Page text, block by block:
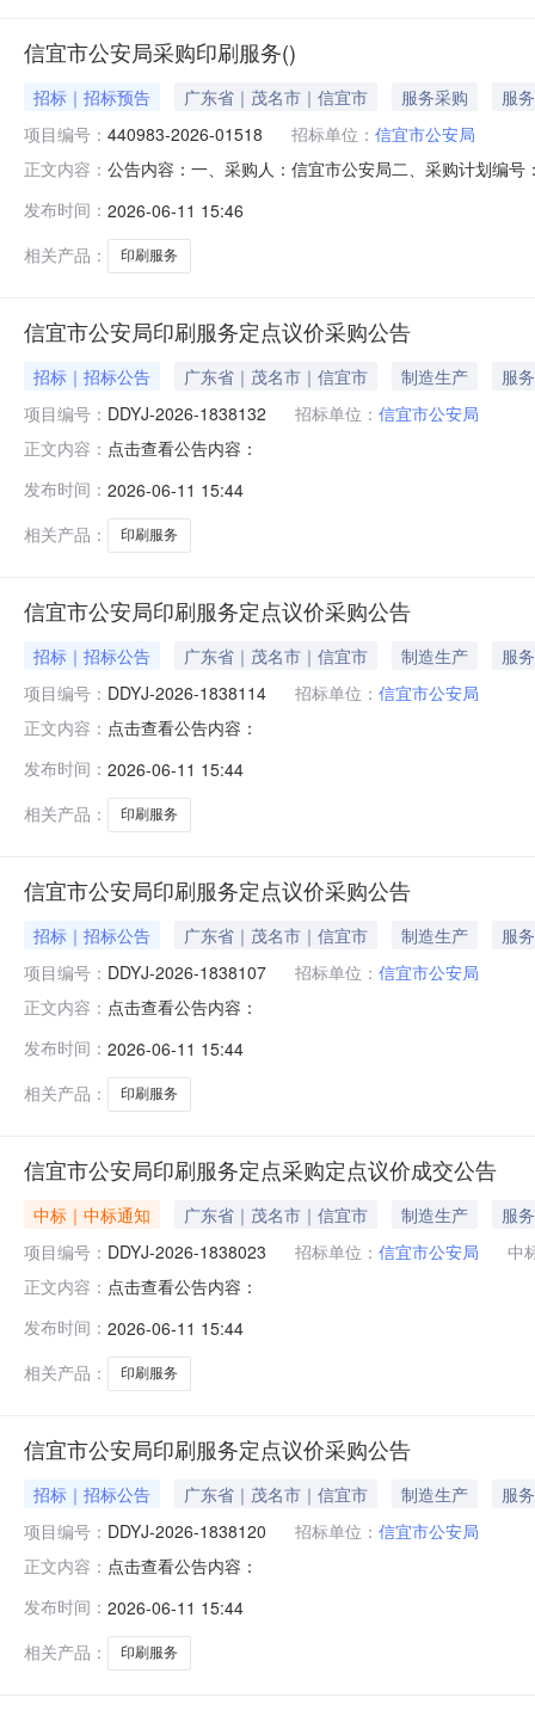
信宜市公安局采购印刷服务()
招标｜招标预告 广东省｜茂名市｜信宜市 服务采购
服务
项目编号： 440983-2026-01518 招标单位： 信宜市公安局
正文内容： 公告内容：一、采购人：信宜市公安局二、采购计划编
发布时间： 2026-06-11 15:46
相关产品：
印刷服务
信宜市公安局印刷服务定点议价采购公告
招标｜招标公告 广东省｜茂名市｜信宜市 制造生产
服务
项目编号： DDYJ-2026-1838132 招标单位： 信宜市公安局
正文内容： 点击查看公告内容：
发布时间： 2026-06-11 15:44
相关产品：
印刷服务
信宜市公安局印刷服务定点议价采购公告
招标｜招标公告 广东省｜茂名市｜信宜市 制造生产
服务
项目编号： DDYJ-2026-1838114 招标单位： 信宜市公安局
正文内容： 点击查看公告内容：
发布时间： 2026-06-11 15:44
相关产品：
印刷服务
信宜市公安局印刷服务定点议价采购公告
招标｜招标公告 广东省｜茂名市｜信宜市 制造生产
服务
项目编号： DDYJ-2026-1838107 招标单位： 信宜市公安局
正文内容： 点击查看公告内容：
发布时间： 2026-06-11 15:44
相关产品：
印刷服务
信宜市公安局印刷服务定点采购定点议价成交公告
中标｜中标通知 广东省｜茂名市｜信宜市 制造生产
服务
项目编号： DDYJ-2026-1838023 招标单位： 信宜市公安局
中
正文内容： 点击查看公告内容：
发布时间： 2026-06-11 15:44
相关产品：
印刷服务
信宜市公安局印刷服务定点议价采购公告
招标｜招标公告 广东省｜茂名市｜信宜市 制造生产
服务
项目编号： DDYJ-2026-1838120 招标单位： 信宜市公安局
正文内容： 点击查看公告内容：
发布时间： 2026-06-11 15:44
相关产品：
印刷服务